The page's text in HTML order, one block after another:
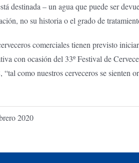
destinada – un agua que puede ser
no su historia o el grado de
comerciales tienen previsto
con ocasión del 33º Festival de
“tal como nuestros cerveceros se sienten
2020